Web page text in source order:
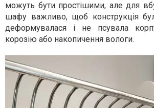
можуть бути простішими, але для
шафу важливо, щоб конструкція
деформувалася і не псувала
корозію або накопичення вологи.